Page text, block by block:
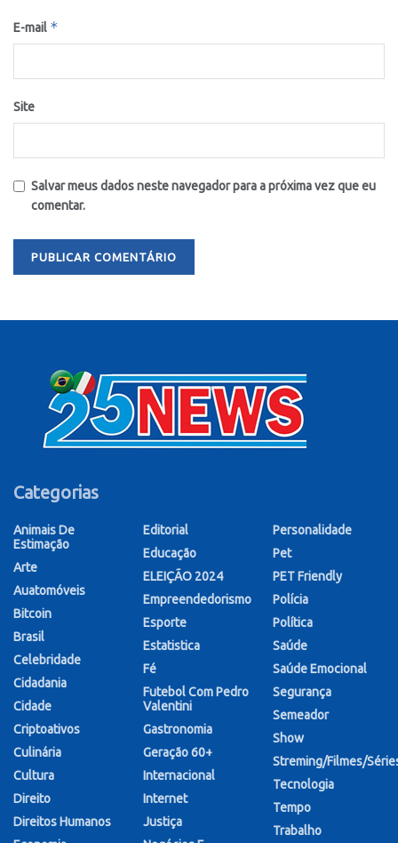
E-mail *
Site
Salvar meus dados neste navegador para a próxima vez que eu
comentar.
Categorias
Animais De
Estimação
Arte
Auatomóveis
Bitcoin
Brasil
Celebridade
Cidadania
Cidade
Criptoativos
Culinária
Cultura
Direito
Direitos Humanos
Editorial
Educação
ELEIÇÃO 2024
Empreendedorismo
Esporte
Estatistica
Fé
Futebol Com Pedro
Valentini
Gastronomia
Geração 60+
Internacional
Internet
Justiça
Personalidade
Pet
PET Friendly
Polícia
Política
Saúde
Saúde Emocional
Segurança
Semeador
Show
Streming/Filmes/
Tecnologia
Tempo
Trabalho